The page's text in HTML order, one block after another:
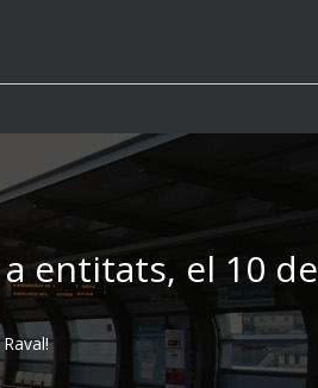
entitats, el 10 de